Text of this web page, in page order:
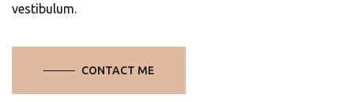
vestibulum.
CONTACT ME